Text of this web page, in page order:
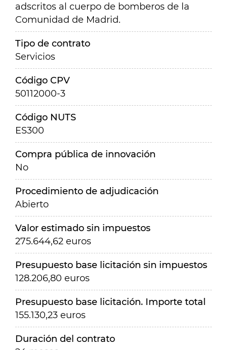
adscritos al cuerpo de bomberos de la
Comunidad de Madrid.
Tipo de contrato
Servicios
Código CPV
50112000-3
Código NUTS
ES300
Compra pública de innovación
No
Procedimiento de adjudicación
Abierto
Valor estimado sin impuestos
275.644,62 euros
Presupuesto base licitación sin impuestos
128.206,80 euros
Presupuesto base licitación. Importe total
155.130,23 euros
Duración del contrato